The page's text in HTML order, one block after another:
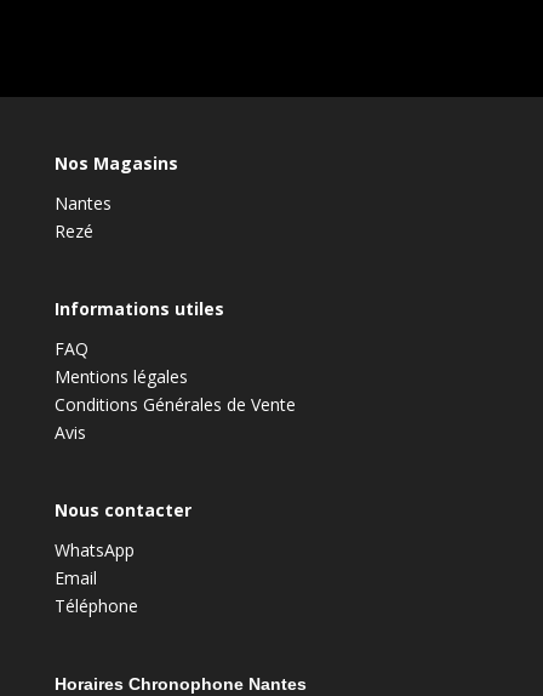
Nos Magasins
Nantes
Rezé
Informations utiles
FAQ
Mentions légales
Conditions Générales de Vente
Avis
Nous contacter
WhatsApp
Email
Téléphone
Horaires Chronophone Nantes